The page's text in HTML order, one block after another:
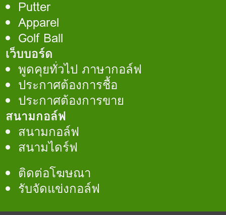
Putter
Apparel
Golf Ball
เว็บบอร์ด
พูดคุยทั่วไป ภาษากอล์ฟ
ประกาศต้องการชื้อ
ประกาศต้องการขาย
สนามกอล์ฟ
สนามกอล์ฟ
สนามไดร์ฟ
ติดต่อโฆษณา
รับจัดแข่งกอล์ฟ